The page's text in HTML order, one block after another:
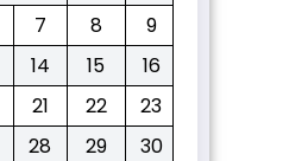
7 8
9
14 15
16
21 22
23
28 29
30